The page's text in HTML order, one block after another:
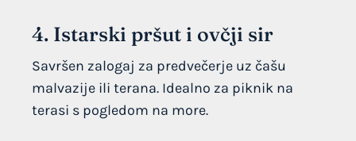
4. Istarski pršut i ovčji sir
Savršen zalogaj za predvečerje uz čašu
malvazije ili terana. Idealno za piknik na
terasi s pogledom na more.